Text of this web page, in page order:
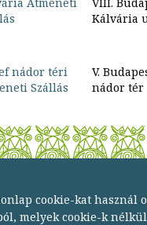
Kálvária
nádor téri
Szállás
V.
nádor tér
cookie-kat használ
melyek cookie-k